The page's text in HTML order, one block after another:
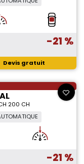
-21 %
Devis gratuit
200 CH
-21 %